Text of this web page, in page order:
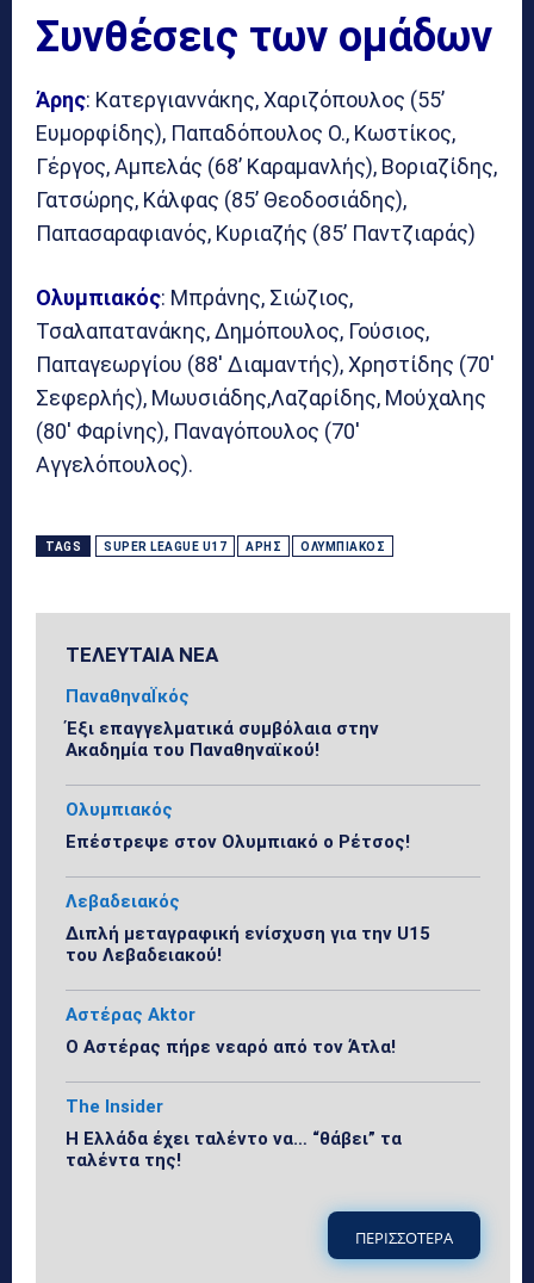
Συνθέσεις των ομάδων
Άρης: Κατεργιαννάκης, Χαριζόπουλος (55’
Ευμορφίδης), Παπαδόπουλος Ο., Κωστίκος,
Γέργος, Αμπελάς (68’ Καραμανλής), Βοριαζίδης,
Γατσώρης, Κάλφας (85’ Θεοδοσιάδης),
Παπασαραφιανός, Κυριαζής (85’ Παντζιαράς)
Ολυμπιακός: Μπράνης, Σιώζιος,
Τσαλαπατανάκης, Δημόπουλος, Γούσιος,
Παπαγεωργίου (88′ Διαμαντής), Χρηστίδης (70′
Σεφερλής), Μωυσιάδης,Λαζαρίδης, Μούχαλης
(80′ Φαρίνης), Παναγόπουλος (70′
Αγγελόπουλος).
TAGS SUPER LEAGUE U17 ΆΡΗΣ ΟΛΥΜΠΙΑΚΌΣ
ΤΕΛΕΥΤΑΙΑ ΝΕΑ
ΠαναθηναΪκός
Έξι επαγγελματικά συμβόλαια στην
Ακαδημία του Παναθηναϊκού!
Ολυμπιακός
Επέστρεψε στον Ολυμπιακό ο Ρέτσος!
Λεβαδειακός
Διπλή μεταγραφική ενίσχυση για την U15
του Λεβαδειακού!
Αστέρας Aktor
Ο Αστέρας πήρε νεαρό από τον Άτλα!
The Insider
Η Ελλάδα έχει ταλέντο να… “θάβει” τα
ταλέντα της!
ΠΕΡΙΣΣΟΤΕΡΑ